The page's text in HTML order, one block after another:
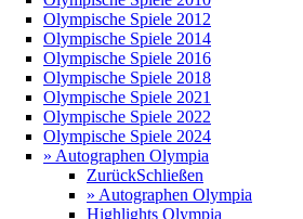
Olympische Spiele 2012
Olympische Spiele 2014
Olympische Spiele 2016
Olympische Spiele 2018
Olympische Spiele 2021
Olympische Spiele 2022
Olympische Spiele 2024
» Autographen Olympia
ZurückSchließen
» Autographen Olympia
Highlights Olympia